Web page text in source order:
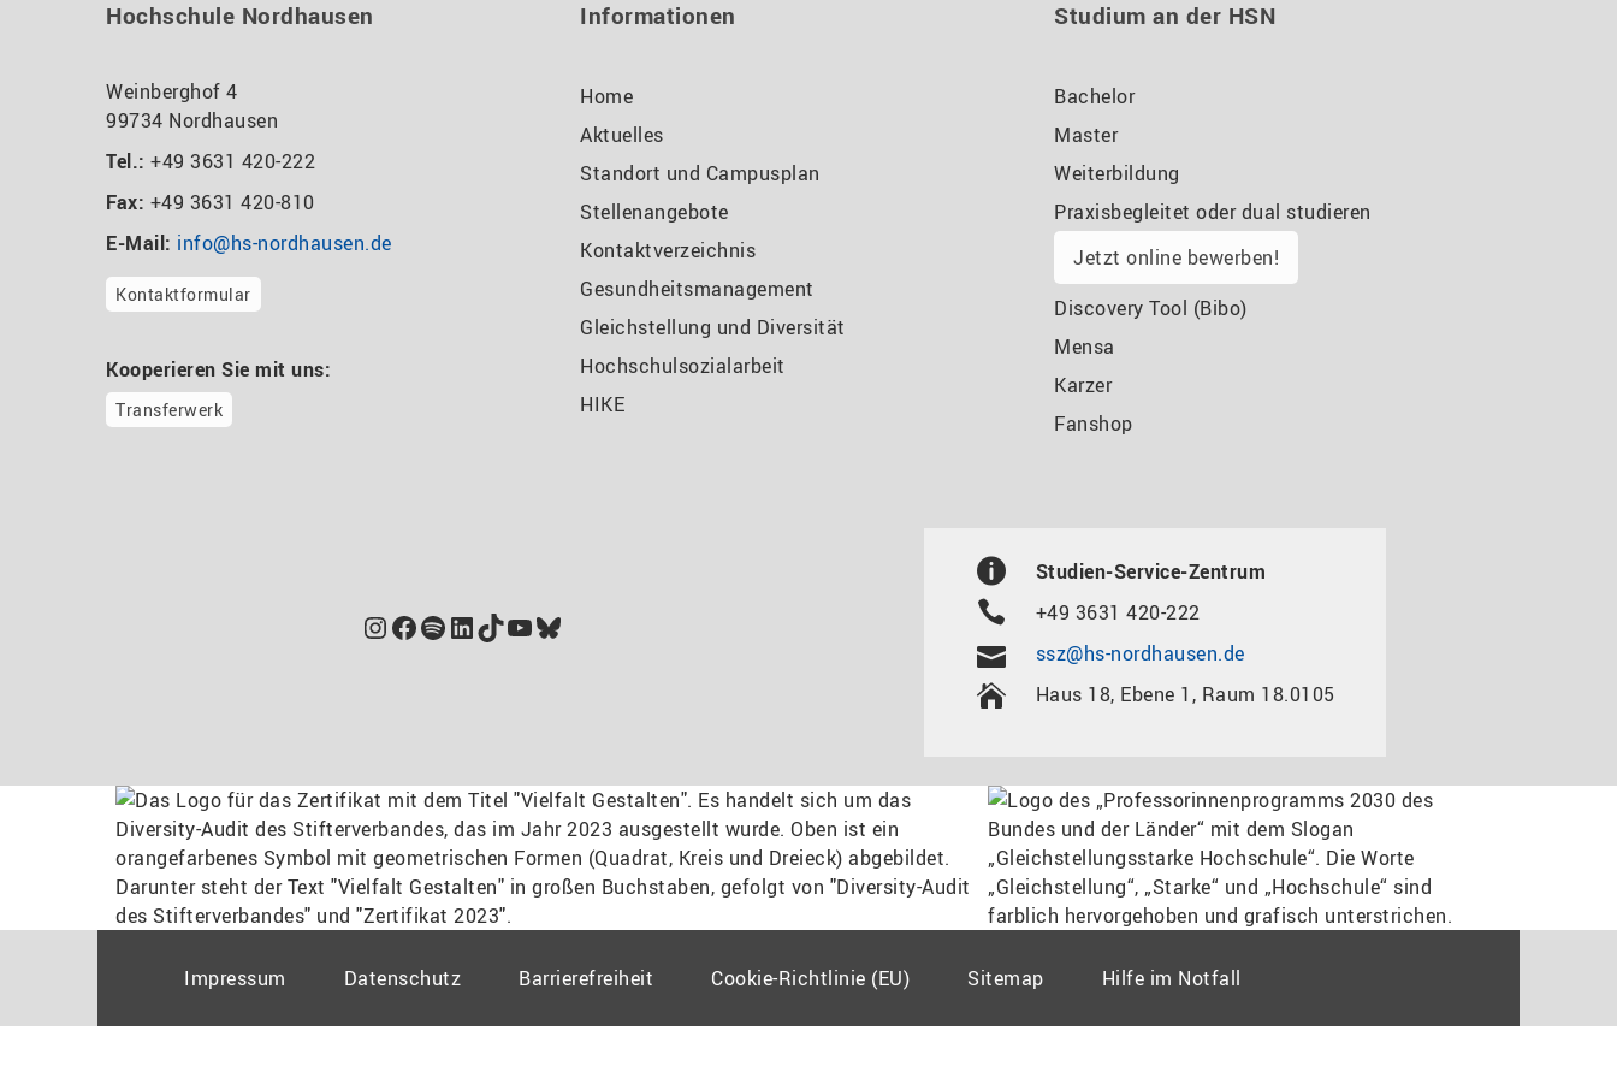
Hochschule Nordhausen
Weinberghof 4
99734 Nordhausen
Tel.: +49 3631 420-222
Fax: +49 3631 420-810
E-Mail: info@hs-nordhausen.de
Kontaktformular
Kooperieren Sie mit uns:
Transferwerk
Informationen
Home
Aktuelles
Standort und Campusplan
Stellenangebote
Kontaktverzeichnis
Gesundheitsmanagement
Gleichstellung und Diversität
Hochschulsozialarbeit
HIKE
Studium an der HSN
Bachelor
Master
Weiterbildung
Praxisbegleitet oder dual studieren
Jetzt online bewerben!
Discovery Tool (Bibo)
Mensa
Karzer
Fanshop
Instagram
Facebook
Spotify
LinkedIn
TikTok
YouTube
Bluesky
Studien-Service-Zentrum
+49 3631 420-222
ssz@hs-nordhausen.de
Haus 18, Ebene 1, Raum 18.0105
Impressum Datenschutz Barrierefreiheit Cookie-Richtlinie (EU) Sitemap Hilfe im Notfall